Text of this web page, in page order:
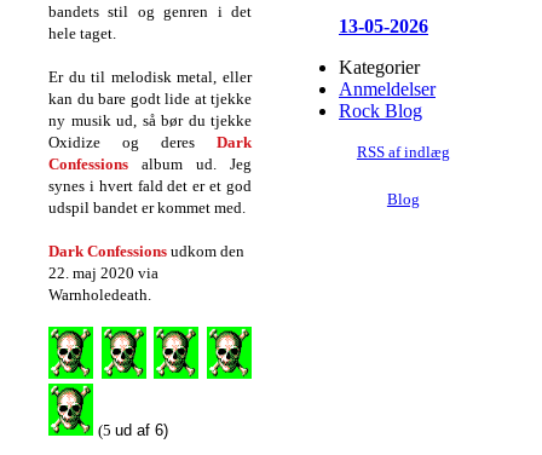
bandets stil og genren i det
hele taget.
Er du til melodisk metal, eller
kan du bare godt lide at tjekke
ny musik ud, så bør du tjekke
Oxidize og deres Dark
Confessions album ud. Jeg
synes i hvert fald det er et god
udspil bandet er kommet med.
Dark Confessions udkom den
22. maj 2020 via
Warnholedeath.
(5 ud af 6)
13-05-2026
Kategorier
Anmeldelser
Rock Blog
RSS af indlæg
Blog